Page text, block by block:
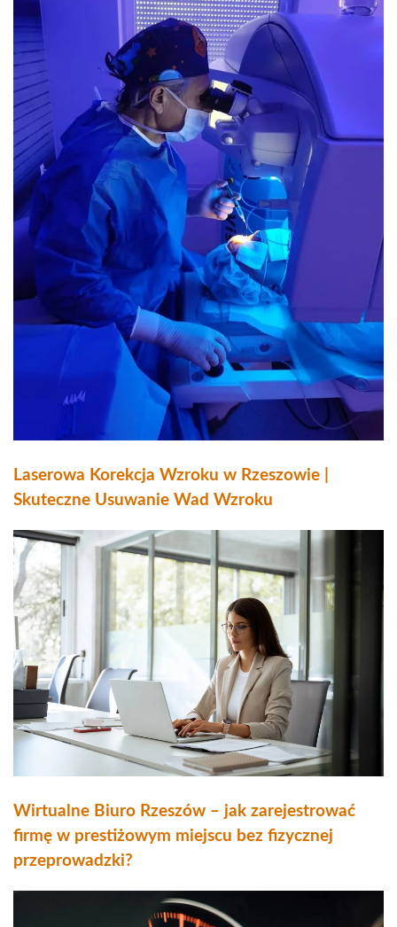
Laserowa Korekcja Wzroku w Rzeszowie |
Skuteczne Usuwanie Wad Wzroku
Wirtualne Biuro Rzeszów – jak zarejestrować
firmę w prestiżowym miejscu bez fizycznej
przeprowadzki?